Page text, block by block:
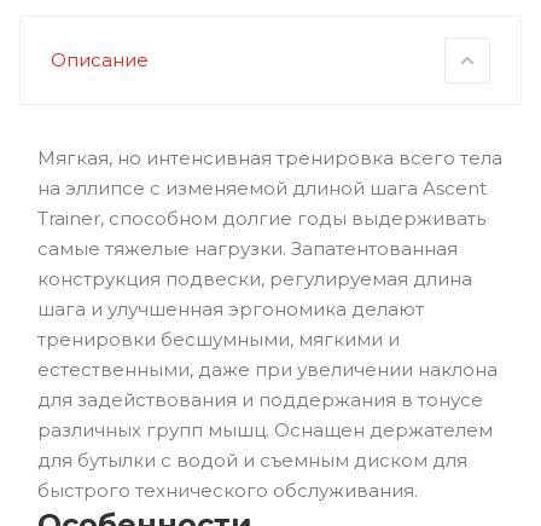
Описание
Мягкая, но интенсивная тренировка всего тела
на эллипсе с изменяемой длиной шага Ascent
Trainer, способном долгие годы выдерживать
самые тяжелые нагрузки. Запатентованная
конструкция подвески, регулируемая длина
шага и улучшенная эргономика делают
тренировки бесшумными, мягкими и
естественными, даже при увеличении наклона
для задействования и поддержания в тонусе
различных групп мышц. Оснащен держателем
для бутылки с водой и съемным диском для
быстрого технического обслуживания.